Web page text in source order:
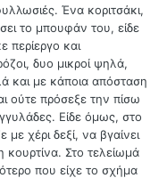
Ένα κοριτσάκι,
το μπουφάν του, είδε
περίεργο και
δυο μικροί ψηλά,
και με κάποια απόσταση
ούτε πρόσεξε την πίσω
Είδε όμως, στο
χέρι δεξί, να βγαίνει
κουρτίνα. Στο τελείωμά
που είχε το σχήμα